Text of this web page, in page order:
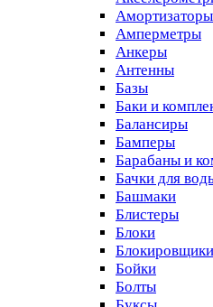
Амперметры
Анкеры
Антенны
Базы
Баки и
Балансиры
Бамперы
Барабаны и
Бачки для
Башмаки
Блистеры
Блоки
Блокировщики
Бойки
Болты